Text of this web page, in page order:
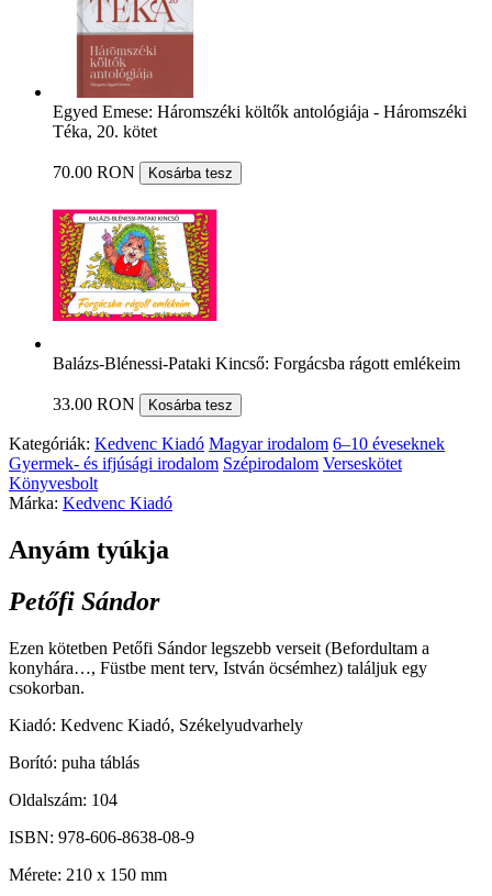
Egyed Emese: Háromszéki költők antológiája - Háromszéki
Téka, 20. kötet
70.00 RON Kosárba tesz
Balázs-Blénessi-Pataki Kincső: Forgácsba rágott emlékeim
33.00 RON Kosárba tesz
Kategóriák: Kedvenc Kiadó Magyar irodalom 6–10 éveseknek
Gyermek- és ifjúsági irodalom Szépirodalom Verseskötet
Könyvesbolt
Márka: Kedvenc Kiadó
Anyám tyúkja
Petőfi Sándor
Ezen kötetben Petőfi Sándor legszebb verseit (Befordultam a
konyhára…, Füstbe ment terv, István öcsémhez) találjuk egy
csokorban.
Kiadó: Kedvenc Kiadó, Székelyudvarhely
Borító: puha táblás
Oldalszám: 104
ISBN: 978-606-8638-08-9
Mérete: 210 x 150 mm